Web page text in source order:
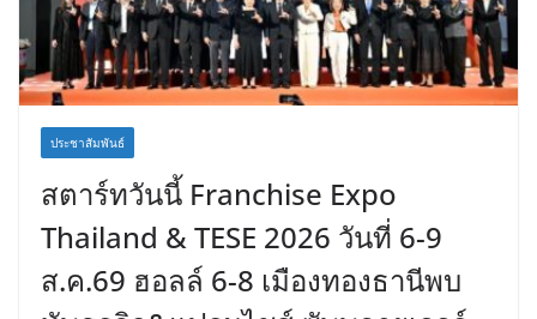
ประชาสัมพันธ์
สตาร์ทวันนี้ Franchise Expo
Thailand & TESE 2026 วันที่ 6-9
ส.ค.69 ฮอลล์ 6-8 เมืองทองธานีพบ